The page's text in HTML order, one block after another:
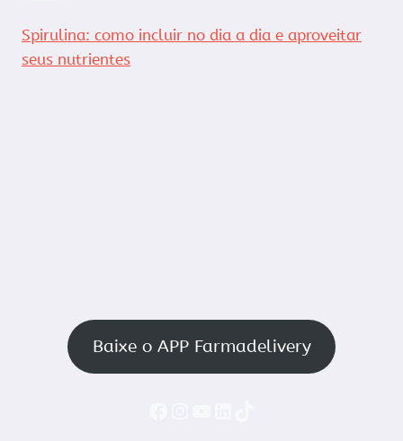
Spirulina: como incluir no dia a dia e aproveitar
seus nutrientes
Baixe o APP Farmadelivery